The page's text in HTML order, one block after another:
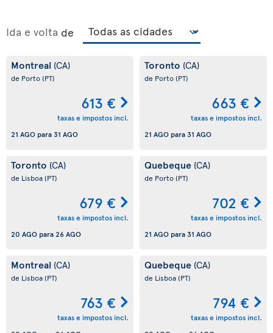
Ida e volta de
Montreal (CA)
de Porto(PT)
613 €
taxas e impostos incl.
21 AGO para 31 AGO
Toronto (CA)
de Porto(PT)
663 €
taxas e impostos incl.
21 AGO para 31 AGO
Toronto (CA)
de Lisboa(PT)
679 €
taxas e impostos incl.
20 AGO para26 AGO
Quebeque (CA)
de Porto(PT)
702 €
taxas e impostos incl.
21 AGO para 31 AGO
Montreal (CA)
de Lisboa(PT)
763 €
taxas e impostos incl.
Quebeque (CA)
de Lisboa(PT)
794 €
taxas e impostos incl.